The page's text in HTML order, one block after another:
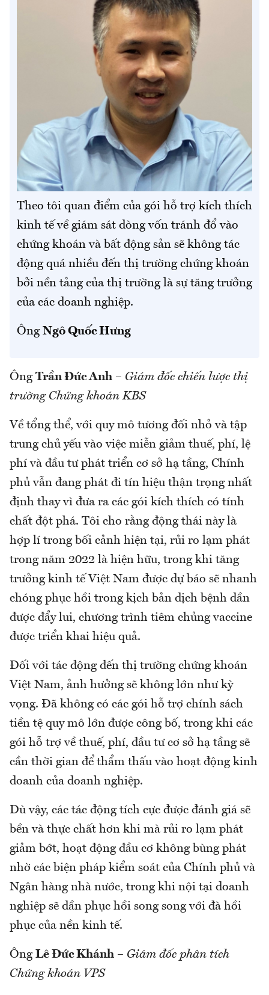
Theo tôi quan điểm của gói hỗ trợ kích thích
kinh tế về giám sát dòng vốn tránh đổ vào
chứng khoán và bất động sản sẽ không tác
động quá nhiều đến thị trường chứng khoán
bởi nền tảng của thị trường là sự tăng trưởng
của các doanh nghiệp.
Ông Ngô Quốc Hưng
Ông Trần Đức Anh – Giám đốc chiến lược thị
trường Chứng khoán KBS
Về tổng thể, với quy mô tương đối nhỏ và tập
trung chủ yếu vào việc miễn giảm thuế, phí, lệ
phí và đầu tư phát triển cơ sở hạ tầng, Chính
phủ vẫn đang phát đi tín hiệu thận trọng nhất
định thay vì đưa ra các gói kích thích có tính
chất đột phá. Tôi cho rằng động thái này là
hợp lí trong bối cảnh hiện tại, rủi ro lạm phát
trong năm 2022 là hiện hữu, trong khi tăng
trưởng kinh tế Việt Nam được dự báo sẽ nhanh
chóng phục hồi trong kịch bản dịch bệnh dần
được đẩy lui, chương trình tiêm chủng vaccine
được triển khai hiệu quả.
Đối với tác động đến thị trường chứng khoán
Việt Nam, ảnh hưởng sẽ không lớn như kỳ
vọng. Đã không có các gói hỗ trợ chính sách
tiền tệ quy mô lớn được công bố, trong khi các
gói hỗ trợ về thuế, phí, đầu tư cơ sở hạ tầng sẽ
cần thời gian để thẩm thấu vào hoạt động kinh
doanh của doanh nghiệp.
Dù vậy, các tác động tích cực được đánh giá sẽ
bền và thực chất hơn khi mà rủi ro lạm phát
giảm bớt, hoạt động đầu cơ không bùng phát
nhờ các biện pháp kiểm soát của Chính phủ và
Ngân hàng nhà nước, trong khi nội tại doanh
nghiệp sẽ dần phục hồi song song với đà hồi
phục của nền kinh tế.
Ông Lê Đức Khánh – Giám đốc phân tích
Chứng khoán VPS